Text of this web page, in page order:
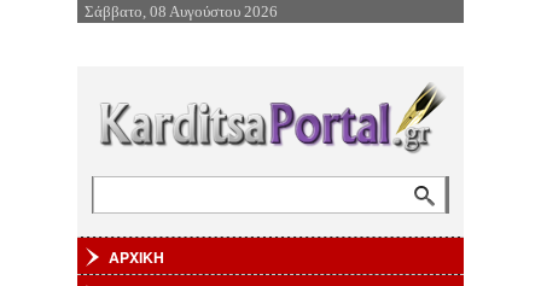
Επιστροφή στην Πλοήγηση
Σάββατο, 08 Αυγούστου 2026
ΑΡΧΙΚΗ